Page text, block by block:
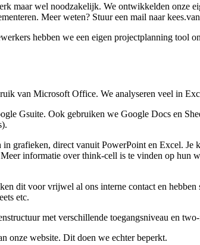
maar wel noodzakelijk. We ontwikkelden onze
Meer weten? Stuur een mail naar
hebben we een eigen projectplanning tool
van Microsoft Office. We analyseren veel in
Gsuite. Ook gebruiken we Google Docs en
grafieken, direct vanuit PowerPoint en Excel.
informatie over think-cell is te vinden op
dit voor vrijwel al ons interne contact en
etc.
met verschillende toegangsniveau en
onze website. Dit doen we echter beperkt.